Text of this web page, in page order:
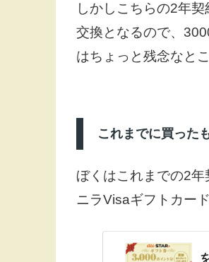
しかしこちらの2年
交換となるので、
はちょっと残念なとこ
これまでに買った
ぼくはこれまでの2
ニラVisaギフトカー